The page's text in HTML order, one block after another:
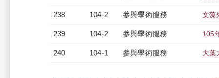
238 104-2 參與學術服務 文藻
239 104-2 參與學術服務 105
240 104-1 參與學術服務 大葉